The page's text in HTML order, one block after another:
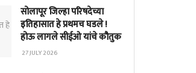
सोलापूर जिल्हा परिषदेच्या
इतिहासात हे प्रथमच घडले !
होऊ लागले सीईओ यांचे कौतुक
27 JULY 2026